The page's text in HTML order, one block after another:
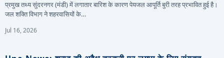
प्रमुख तथ्य सुंदरनगर (मंडी) में लगातार बारिश के कारण पेयजल आपूर्ति बुरी तरह प्रभावित हुई है।
जल शक्ति विभाग ने शहरवासियों के…
Jul 16, 2026